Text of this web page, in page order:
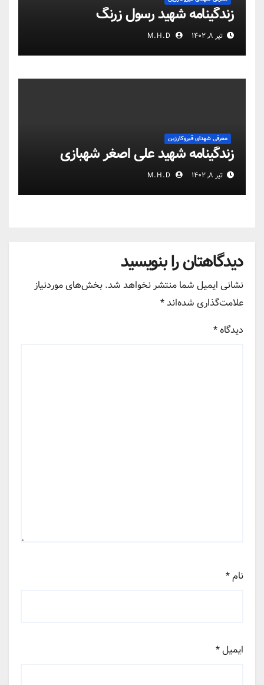
زندگینامه شهید رسول زرنگ
تیر ۸, ۱۴۰۲
معرفی شهدای قیروکارزین
زندگینامه شهید علی اصغر شهبازی
تیر ۸, ۱۴۰۲
دیدگاهتان را بنویسید
نشانی ایمیل شما منتشر نخواهد شد. بخش‌های موردنیاز
علامت‌گذاری شده‌اند*
دیدگاه*
نام*
ایمیل*